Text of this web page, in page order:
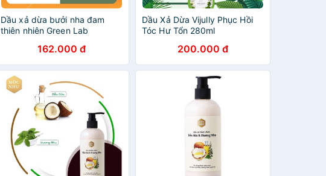
Dầu xả dừa bưởi nha đam
thiên nhiên Green Lab
162.000 đ
Dầu Xả Dừa Vijully Phục Hồi
Tóc Hư Tổn 280ml
200.000 đ